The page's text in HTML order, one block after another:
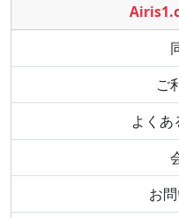
ご
よくあ
お